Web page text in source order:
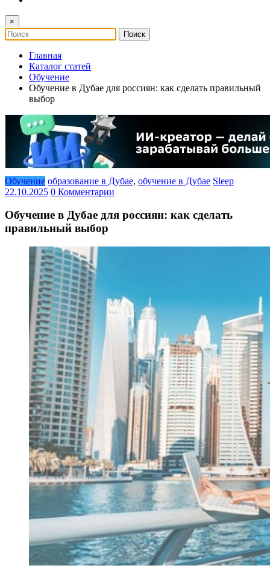
×
Главная
Каталог статей
Обучение
Обучение в Дубае для россиян: как сделать правильный
выбор
Обучение образование в Дубае, обучение в Дубае Sleep
22.10.2025 0 Комментарии
Обучение в Дубае для россиян: как сделать
правильный выбор